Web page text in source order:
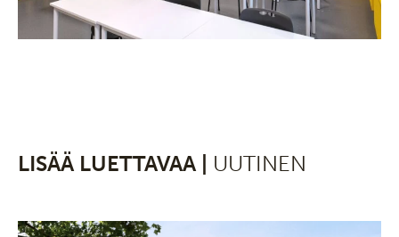
LISÄÄ LUETTAVAA | UUTINEN